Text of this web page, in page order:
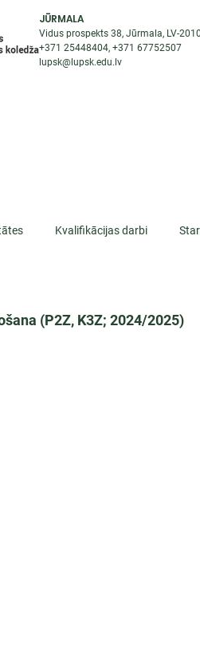
JŪRMALA
Vidus prospekts 38, Jūrmala, LV-
+371 25448404, +371 67752507
lupsk@lupsk.edu.lv
Kvalifikācijas darbi
(P2Z, K3Z; 2024/2025)